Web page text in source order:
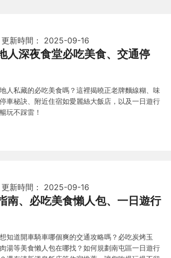
更新時間： 2025-09-16
人深夜食堂必吃美食、交通停
人私藏的必吃美食嗎？這裡揭曉正老牌麵線糊、味
車秘訣、附近住宿如愛麗絲大飯店，以及一日遊行
玩不踩雷！
更新時間： 2025-09-16
南、必吃美食懶人包、一日遊行
知道開車騎車哪個爽的交通攻略嗎？必吃炭烤玉
湯等美食懶人包在哪找？如何規劃南屯區一日遊行